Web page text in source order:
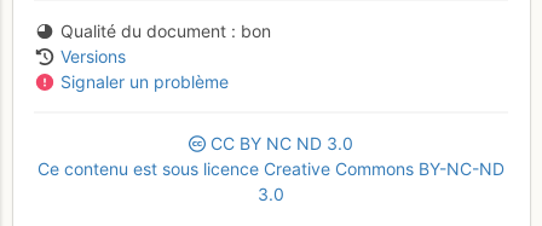
Qualité du document
bon
Versions
Signaler un problème
CC BY NC ND 3.0
Ce contenu est sous licence Creative Commons BY-NC-ND
3.0